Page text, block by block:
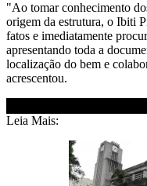
"Ao tomar conhecimento
origem da estrutura, o Ibiti
fatos e imediatamente
apresentando toda a
localização do bem e
acrescentou.
Leia Mais: